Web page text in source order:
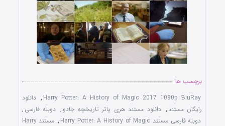
برچسب ها
Harry Potter: A History of Magic 2017 1080p BluRay
, دانلود
رایگان مستند , دانلود مستند هری پاتر تاریخچه جادو , دوبله فارسی ,
دوبله فارسی مستند Harry Potter: A History of Magic
,
مستند Harry